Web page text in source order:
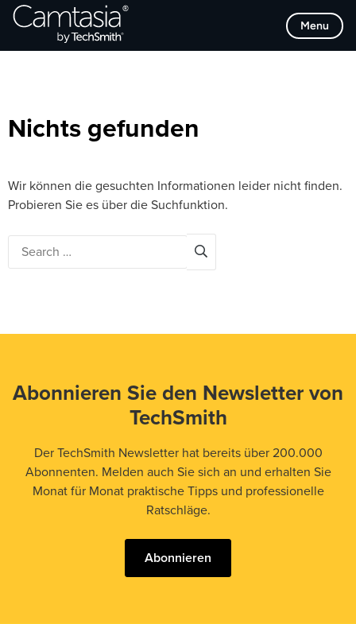
Direkt
zum
Menu
Browse Categories
Nichts gefunden
Wir können die gesuchten Informationen leider nicht finden.
Probieren Sie es über die Suchfunktion.
Abonnieren Sie den Newsletter von
TechSmith
Der TechSmith Newsletter hat bereits über 200.000
Abonnenten. Melden auch Sie sich an und erhalten Sie
Monat für Monat praktische Tipps und professionelle
Ratschläge.
Abonnieren